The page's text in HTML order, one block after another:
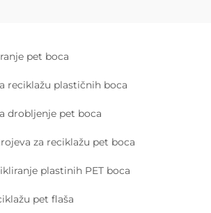
pet boca
reciklažu plastičnih boca
drobljenje pet boca
za reciklažu pet boca
plastinih PET boca
pet flaša